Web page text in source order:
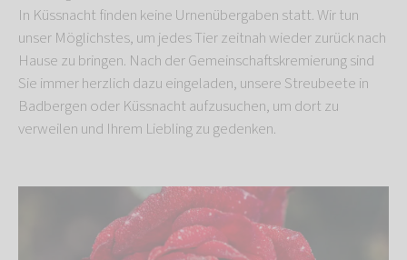
In Küssnacht finden keine Urnenübergaben statt. Wir tun
unser Möglichstes, um jedes Tier zeitnah wieder zurück nach
Hause zu bringen. Nach der Gemeinschaftskremierung sind
Sie immer herzlich dazu eingeladen, unsere Streubeete in
Badbergen oder Küssnacht aufzusuchen, um dort zu
verweilen und Ihrem Liebling zu gedenken.